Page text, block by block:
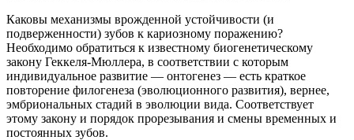
Каковы механизмы врожденной устойчивости (и
подверженности) зубов к кариозному поражению?
Необходимо обратиться к известному биогенетическому
закону Геккеля-Мюллера, в соответствии с которым
индивидуальное развитие — онтогенез — есть краткое
повторение филогенеза (эволюционного развития), вернее,
эмбриональных стадий в эволюции вида. Соответствует
этому закону и порядок прорезывания и смены временных и
постоянных зубов.